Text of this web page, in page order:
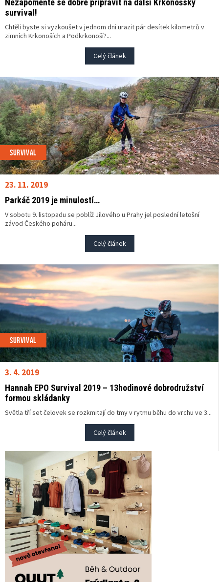
Nezapomeňte se dobře připravit na další Krkonošský
survival!
Chtěli byste si vyzkoušet v jednom dni urazit pár desítek kilometrů v
zimních Krkonoších a Podkrkonoší?...
Celý článek
SURVIVAL
23. 11. 2019
Parkáč 2019 je minulostí…
V sobotu 9. listopadu se poblíž Jílového u Prahy jel poslední letošní
závod Českého poháru...
Celý článek
SURVIVAL
3. 4. 2019
Hannah EPO Survival 2019 – 13hodinové dobrodružství
formou skládanky
Světla tří set čelovek se rozkmitají do tmy v rytmu běhu do vrchu ve 3...
Celý článek